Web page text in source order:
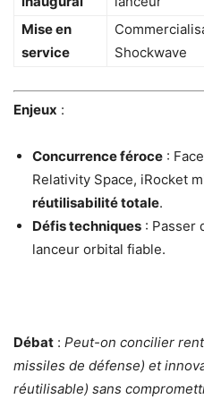
Mise en
service
Shockwave
Enjeux :
Concurrence féroce :
Relativity Space, iRocket
réutilisabilité totale.
Défis techniques : Passer
lanceur orbital fiable.
Débat : Peut-on concilier
missiles de défense) et
réutilisable) sans